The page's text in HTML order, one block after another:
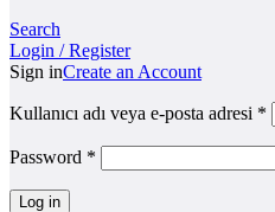
Search
Login / Register
Sign inCreate an Account
Kullanıcı adı veya e-posta adresi *
Password *
Log in